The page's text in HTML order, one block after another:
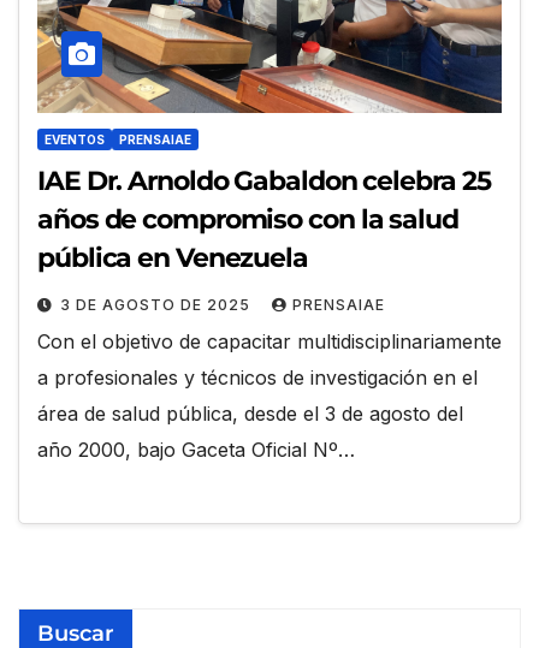
EVENTOS PRENSAIAE
IAE Dr. Arnoldo Gabaldon celebra 25
años de compromiso con la salud
pública en Venezuela
3 DE AGOSTO DE 2025 PRENSAIAE
Con el objetivo de capacitar multidisciplinariamente
a profesionales y técnicos de investigación en el
área de salud pública, desde el 3 de agosto del
año 2000, bajo Gaceta Oficial Nº…
Buscar